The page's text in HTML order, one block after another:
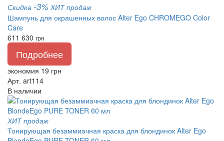
Скидка -3% ХИТ продаж
Шампунь для окрашенных волос Alter Ego CHROMEGO Color
Care
611 630 грн
Подробнее
экономия 19 грн
Арт. art114
В наличии
ХИТ продаж
Тонирующая безаммиачная краска для блондинок Alter Ego